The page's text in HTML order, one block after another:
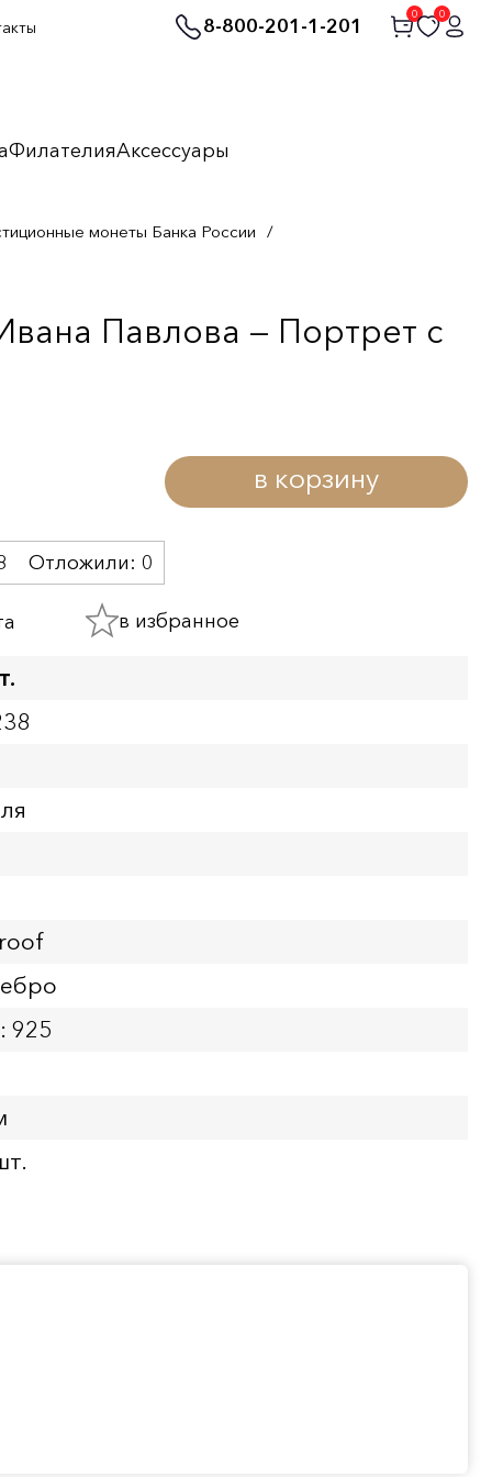
8-800-201-1-201
0 0
ФилателияАксессуары
монеты Банка России /
Павлова — Портрет с
в корзину
Отложили: 0
в избранное
925